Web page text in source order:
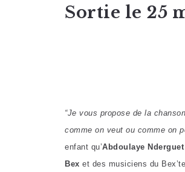
Sortie le 25
“Je vous propose de la
comme on veut ou comme on
enfant qu’Abdoulaye Nderguet
Bex et des musiciens du